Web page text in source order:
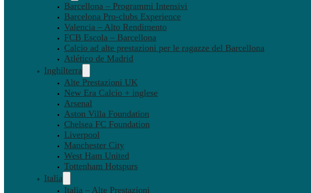
Barcellona – Programmi Intensivi
Barcelona Pro-clubs Experience
Valencia – Alto Rendimento
FCB Escola – Barcellona
Calcio ad alte prestazioni per le ragazze del Barcellona
Atlético de Madrid
Inghilterra
Alte Prestazioni UK
New Era Calcio + inglese
Arsenal
Aston Villa Foundation
Chelsea FC Foundation
Liverpool
Manchester City
West Ham United
Tottenham Hotspurs
Italia
Italia – Alte Prestazioni